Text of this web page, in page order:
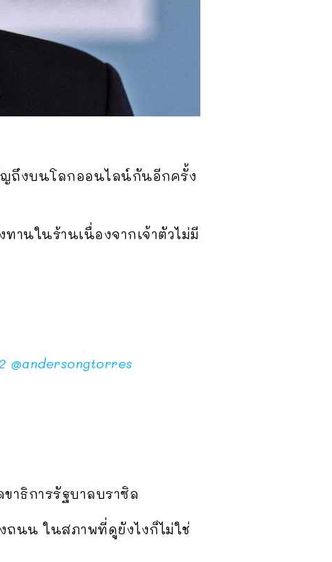
ญถึงบนโลกออนไลน์กันอีกครั้ง
านในร้านเนื่องจากเจ้าตัวไม่มี
@andersongtorres
าธิการรัฐบาลบราซิล
ถนน ในสภาพที่ดูยังไงก็ไม่ใช่